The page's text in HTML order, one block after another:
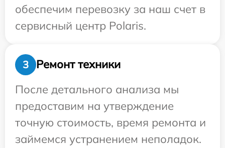
обеспечим перевозку за наш счет в
сервисный центр Polaris.
3
Ремонт техники
После детального анализа мы
предоставим на утверждение
точную стоимость, время ремонта и
займемся устранением неполадок.